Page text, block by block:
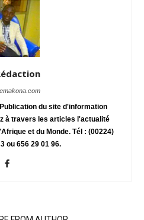
du site d'information
à travers les articles l'actualité
et du Monde. Tél : (00224)
ou 656 29 01 96.